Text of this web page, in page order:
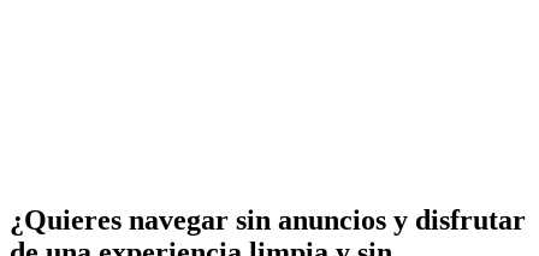
¿Quieres navegar sin anuncios y disfrutar